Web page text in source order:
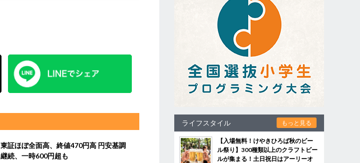
東証ほぼ全面高、終値470円高 円安基調
継続、一時600円超も
ライフスタイル もっと見る
【入場無料！けやきひろば秋のビー
ル祭り】300種類以上のクラフトビー
ルが集まる！土日祝日はアーリーオ